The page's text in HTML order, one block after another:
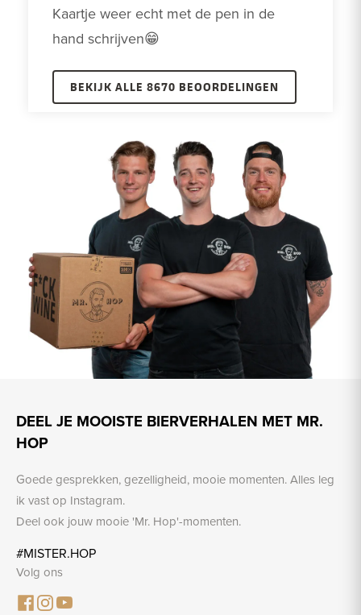
Kaartje weer echt met de pen in de
hand schrijven😁
BEKIJK ALLE 8670 BEOORDELINGEN
DEEL JE MOOISTE BIERVERHALEN MET MR.
HOP
Goede gesprekken, gezelligheid, mooie momenten. Alles leg
ik vast op Instagram.
Deel ook jouw mooie 'Mr. Hop'-momenten.
#MISTER.HOP
Volg ons